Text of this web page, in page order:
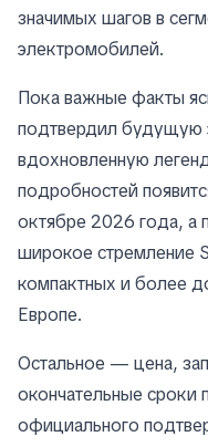
значимых шагов в
электромобилей.
Пока важные факты
подтвердил будущую
вдохновленную
подробностей
октябре 2026 года, а
широкое стремление
компактных и более
Европе.
Остальное — цена,
окончательные
официального